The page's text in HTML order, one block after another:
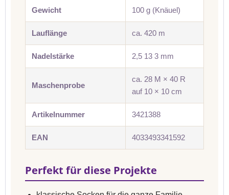
Gewicht 100 g (Knäuel)
Lauflänge ca. 420 m
Nadelstärke 2,5 13 3 mm
Maschenprobe
ca. 28 M × 40 R
auf 10 × 10 cm
Artikelnummer 3421388
EAN 4033493341592
Perfekt für diese Projekte